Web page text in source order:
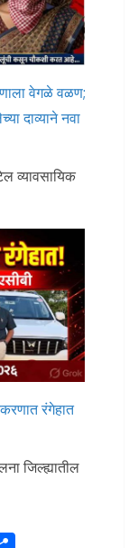
वेगळे वळण;
दाव्याने नवा
व्यावसायिक
रंगेहात
जिल्ह्यातील